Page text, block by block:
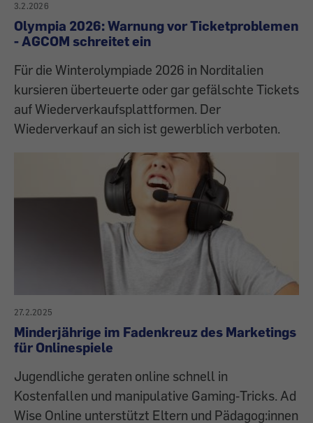
3.2.2026
Olympia 2026: Warnung vor Ticketproblemen
- AGCOM schreitet ein
Für die Winterolympiade 2026 in Norditalien
kursieren überteuerte oder gar gefälschte Tickets
auf Wiederverkaufsplattformen. Der
Wiederverkauf an sich ist gewerblich verboten.
27.2.2025
Minderjährige im Fadenkreuz des Marketings
für Onlinespiele
Jugendliche geraten online schnell in
Kostenfallen und manipulative Gaming‑Tricks. Ad
Wise Online unterstützt Eltern und Pädagog:innen